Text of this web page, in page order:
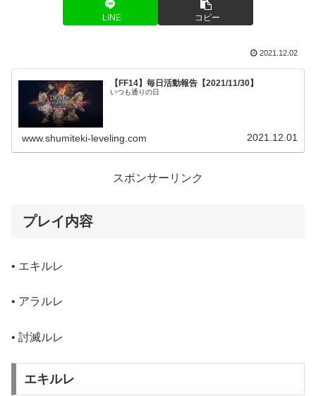
LINE コピー
2021.12.02
【FF14】毎日活動報告【2021/11/30】
いつも通りの日
www.shumiteki-leveling.com 2021.12.01
スポンサーリンク
プレイ内容
• エキルレ
• アラルレ
• 討滅ルレ
エキルレ